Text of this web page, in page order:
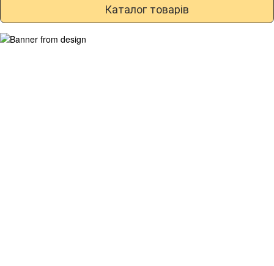
Каталог товарів